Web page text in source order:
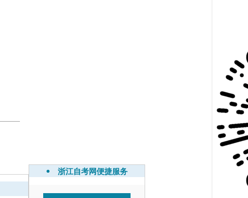
浙江自考网便捷服务